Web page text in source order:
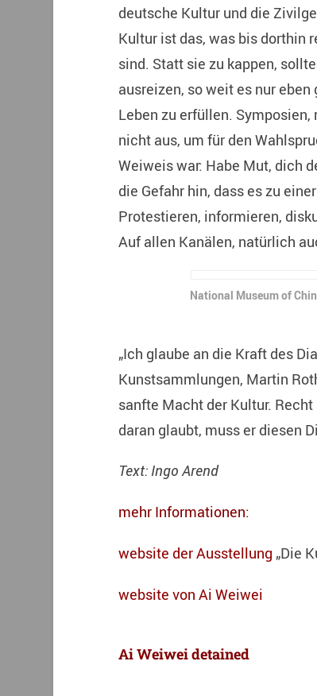
deutsche Kultur und die
Kultur ist das, was bis dorthin
sind. Statt sie zu kappen,
ausreizen, so weit es nur
Leben zu erfüllen.
nicht aus, um für den
Weiweis war: Habe Mut, dich
die Gefahr hin, dass es zu
Protestieren, informieren,
Auf allen Kanälen, natürlich
National Museum of
„Ich glaube an die Kraft des
Kunstsammlungen, Martin
sanfte Macht der Kultur.
daran glaubt, muss er diesen
Text: Ingo Arend
mehr Informationen:
website der Ausstellung „Die
website von Ai Weiwei
Ai Weiwei detained